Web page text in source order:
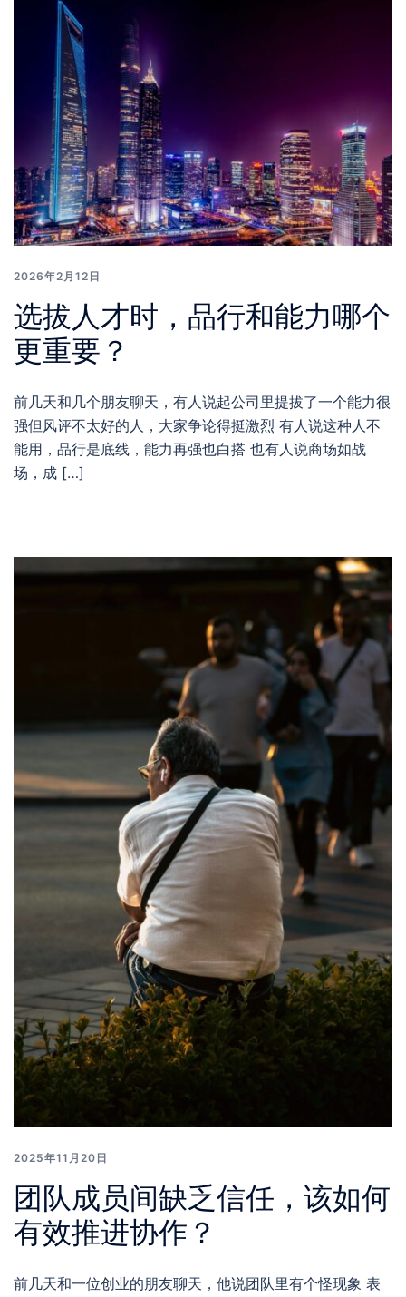
2026年2月12日
选拔人才时，品行和能力哪个
更重要？
前几天和几个朋友聊天，有人说起公司里提拔了一个能力很
强但风评不太好的人，大家争论得挺激烈 有人说这种人不
能用，品行是底线，能力再强也白搭 也有人说商场如战
场，成 […]
2025年11月20日
团队成员间缺乏信任，该如何
有效推进协作？
前几天和一位创业的朋友聊天，他说团队里有个怪现象 表